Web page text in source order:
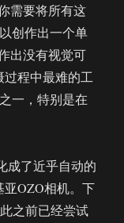
需要将所有这
创作出一个单
出没有视觉可
程中最难的工
一，特别是在
成了近乎自动的
亚OZO相机。下
之前已经尝试